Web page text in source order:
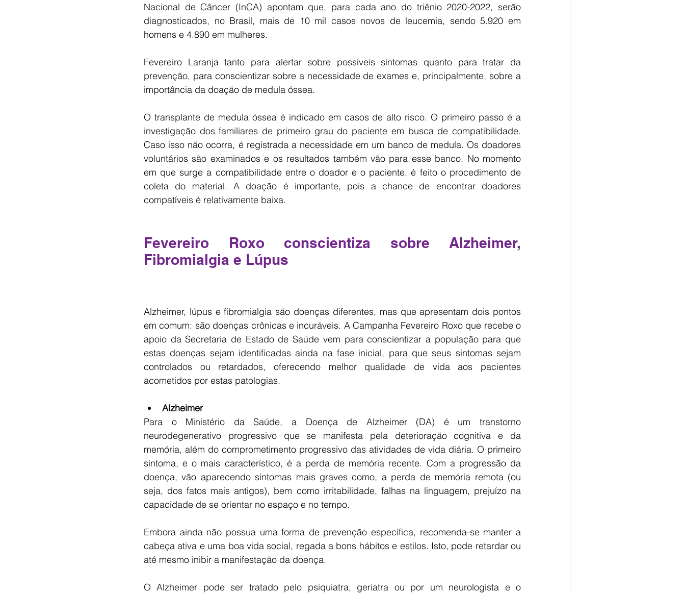
Nacional de Câncer (InCA) apontam que, para cada ano do triênio 2020-2022, serão
diagnosticados, no Brasil, mais de 10 mil casos novos de leucemia, sendo 5.920 em
homens e 4.890 em mulheres.
Fevereiro Laranja tanto para alertar sobre possíveis sintomas quanto para tratar da
prevenção, para conscientizar sobre a necessidade de exames e, principalmente, sobre a
importância da doação de medula óssea.
O transplante de medula óssea é indicado em casos de alto risco. O primeiro passo é a
investigação dos familiares de primeiro grau do paciente em busca de compatibilidade.
Caso isso não ocorra, é registrada a necessidade em um banco de medula. Os doadores
voluntários são examinados e os resultados também vão para esse banco. No momento
em que surge a compatibilidade entre o doador e o paciente, é feito o procedimento de
coleta do material. A doação é importante, pois a chance de encontrar doadores
compatíveis é relativamente baixa.
Fevereiro Roxo conscientiza sobre Alzheimer,
Fibromialgia e Lúpus
Alzheimer, lúpus e fibromialgia são doenças diferentes, mas que apresentam dois pontos
em comum: são doenças crônicas e incuráveis. A Campanha Fevereiro Roxo que recebe o
apoio da Secretaria de Estado de Saúde vem para conscientizar a população para que
estas doenças sejam identificadas ainda na fase inicial, para que seus sintomas sejam
controlados ou retardados, oferecendo melhor qualidade de vida aos pacientes
acometidos por estas patologias.
Alzheimer
Para o Ministério da Saúde, a Doença de Alzheimer (DA) é um transtorno
neurodegenerativo progressivo que se manifesta pela deterioração cognitiva e da
memória, além do comprometimento progressivo das atividades de vida diária. O primeiro
sintoma, e o mais característico, é a perda de memória recente. Com a progressão da
doença, vão aparecendo sintomas mais graves como, a perda de memória remota (ou
seja, dos fatos mais antigos), bem como irritabilidade, falhas na linguagem, prejuízo na
capacidade de se orientar no espaço e no tempo.
Embora ainda não possua uma forma de prevenção específica, recomenda-se manter a
cabeça ativa e uma boa vida social, regada a bons hábitos e estilos. Isto, pode retardar ou
até mesmo inibir a manifestação da doença.
O Alzheimer pode ser tratado pelo psiquiatra, geriatra ou por um neurologista e o